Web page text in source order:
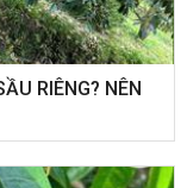
RIÊNG? NÊN